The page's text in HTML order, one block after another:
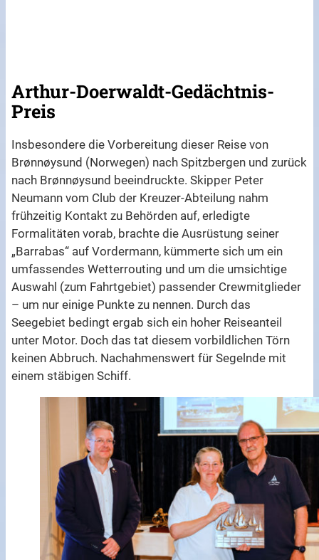
Arthur-Doerwaldt-Gedächtnis-
Preis
Insbesondere die Vorbereitung dieser Reise von
Brønnøysund (Norwegen) nach Spitzbergen und zurück
nach Brønnøysund beeindruckte. Skipper Peter
Neumann vom Club der Kreuzer-Abteilung nahm
frühzeitig Kontakt zu Behörden auf, erledigte
Formalitäten vorab, brachte die Ausrüstung seiner
„Barrabas“ auf Vordermann, kümmerte sich um ein
umfassendes Wetterrouting und um die umsichtige
Auswahl (zum Fahrtgebiet) passender Crewmitglieder
– um nur einige Punkte zu nennen. Durch das
Seegebiet bedingt ergab sich ein hoher Reiseanteil
unter Motor. Doch das tat diesem vorbildlichen Törn
keinen Abbruch. Nachahmenswert für Segelnde mit
einem stäbigen Schiff.